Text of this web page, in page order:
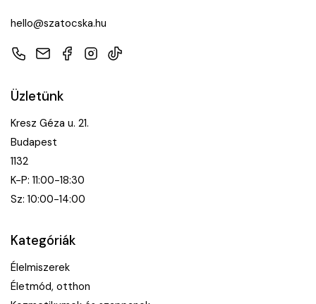
hello@szatocska.hu
TelefonE-mailFacebook
Instagram
TikTok
Üzletünk
Kresz Géza u. 21.
Budapest
1132
K-P: 11:00-18:30
Sz: 10:00-14:00
Kategóriák
Élelmiszerek
Életmód, otthon